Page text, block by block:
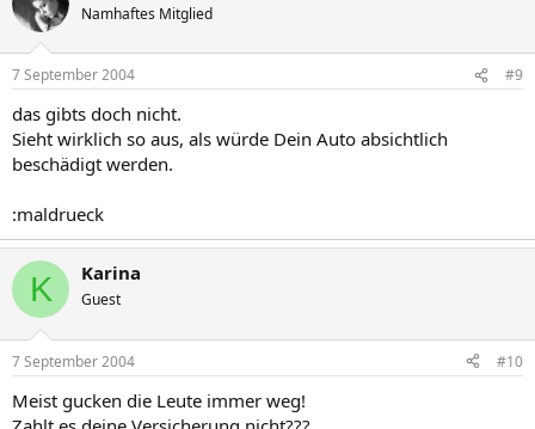
Namhaftes Mitglied
7 September 2004 #9
das gibts doch nicht.
Sieht wirklich so aus, als würde Dein Auto absichtlich
beschädigt werden.
:maldrueck
K Karina
Guest
7 September 2004 #10
Meist gucken die Leute immer weg!